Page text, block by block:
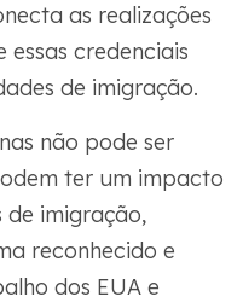
as realizações
credenciais
de imigração.
não pode ser
ter um impacto
imigração,
reconhecido e
dos EUA e